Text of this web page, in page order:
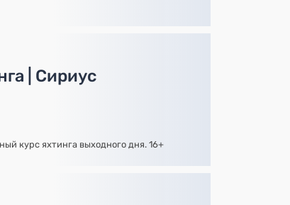
| Сириус
курс яхтинга выходного дня. 16+